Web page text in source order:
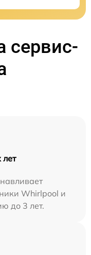
сервис-
Whirlpool и
до 3 лет.